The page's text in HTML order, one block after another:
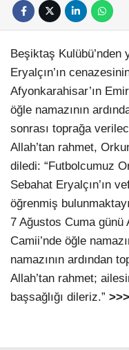
Beşiktaş Kulübü’nden
Eryalçın’ın
Afyonkarahisar’ın
öğle namazının
sonrası toprağa
Allah’tan rahmet,
diledi: “Futbolcumuz
Sebahat Eryalçın’ın
öğrenmiş
7 Ağustos Cuma günü
Camii’nde öğle
namazının ardından
Allah’tan rahmet;
başsağlığı dileriz.”